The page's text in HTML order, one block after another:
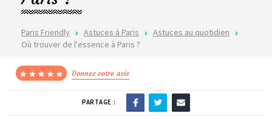
Paris Friendly Astuces à Paris
Astuces au quotidien
Où trouver de l'essence à Paris ?
Donnez votre avis
PARTAGE :